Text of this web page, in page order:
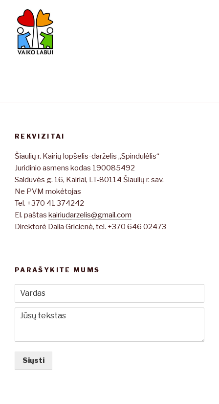
REKVIZITAI
Šiaulių r. Kairių lopšelis-darželis „Spindulėlis“
Juridinio asmens kodas 190085492
Salduvės g. 16, Kairiai, LT-80114 Šiaulių r. sav.
Ne PVM mokėtojas
Tel. +370 41 374242
El. paštas kairiudarzelis@gmail.com
Direktorė Dalia Gricienė, tel. +370 646 02473
PARAŠYKITE MUMS
Siųsti